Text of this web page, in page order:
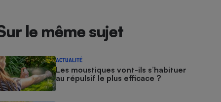
le même sujet
ACTUALITÉ
Les moustiques vont-ils s’habituer
au répulsif le plus efficace ?